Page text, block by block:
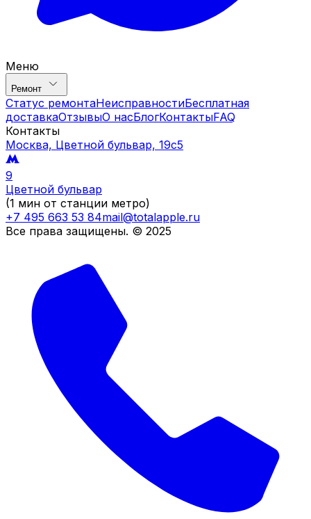
Меню
Ремонт
Статус ремонтаНеисправностиБесплатная
доставкаОтзывыО насБлогКонтактыFAQ
Контакты
Москва, Цветной бульвар, 19c5
9
Цветной бульвар
(1 мин от станции метро)
+7 495 663 53 84mail@totalapple.ru
Все права защищены. © 2025